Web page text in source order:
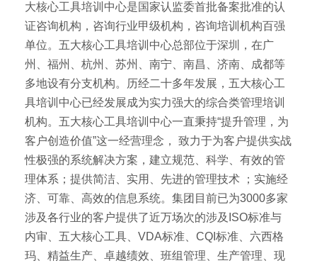
大核心工具培训中心是国家认监委首批备案批准的认
证咨询机构，咨询行业甲级机构，咨询培训机构百强
单位。五大核心工具培训中心总部位于深圳，在广
州、福州、杭州、苏州、南宁、南昌、济南、成都等
多地设有分支机构。历经二十多年发展，五大核心工
具培训中心已经发展成为实力强大的综合类管理培训
机构。五大核心工具培训中心一直秉持“提升管理，为
客户创造价值”这一经营理念， 致力于为客户提供实战
性极强的系统解决方案，建立规范、科学、有效的管
理体系；提供简洁、实用、先进的管理技术 ；实施经
济、可靠、高效的信息系统。集团目前已为3000多家
涉及各行业的客户提供了近万场次的涉及ISO标准与
内审、五大核心工具、VDA标准、CQI标准、六西格
玛、精益生产、卓越绩效、班组管理、生产管理、现